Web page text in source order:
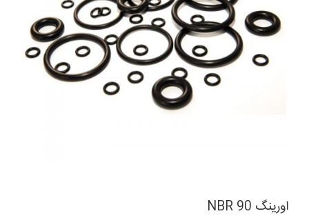
اورینگ NBR 90